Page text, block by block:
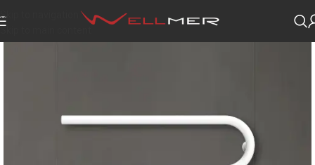
Skip to navigation